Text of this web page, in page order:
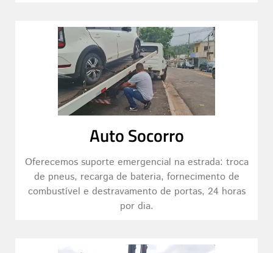
Auto Socorro
Oferecemos suporte emergencial na estrada: troca
de pneus, recarga de bateria, fornecimento de
combustível e destravamento de portas, 24 horas
por dia.